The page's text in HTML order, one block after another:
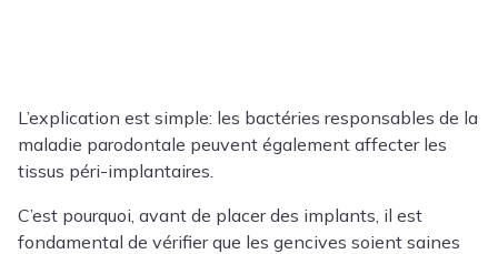
L’explication est simple: les bactéries responsables de la
maladie parodontale peuvent également affecter les
tissus péri-implantaires.
C’est pourquoi, avant de placer des implants, il est
fondamental de vérifier que les gencives soient saines